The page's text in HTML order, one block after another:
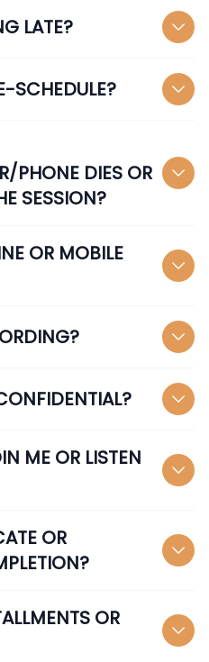
LATE?
SCHEDULE?
PHONE DIES OR
SESSION?
OR MOBILE
ME OR LISTEN
OR
OR